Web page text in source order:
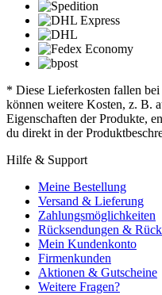
* Diese Lieferkosten fallen bei
können weitere Kosten, z. B.
Eigenschaften der Produkte,
du direkt in der
Hilfe & Support
Meine Bestellung
Versand & Lieferung
Zahlungsmöglichkeiten
Rücksendungen &
Mein Kundenkonto
Firmenkunden
Aktionen & Gutscheine
Weitere Fragen?